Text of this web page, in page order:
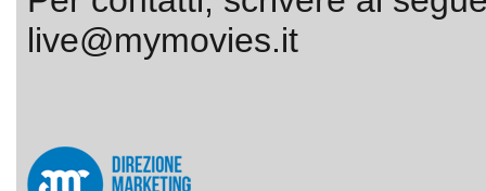
live@mymovies.it